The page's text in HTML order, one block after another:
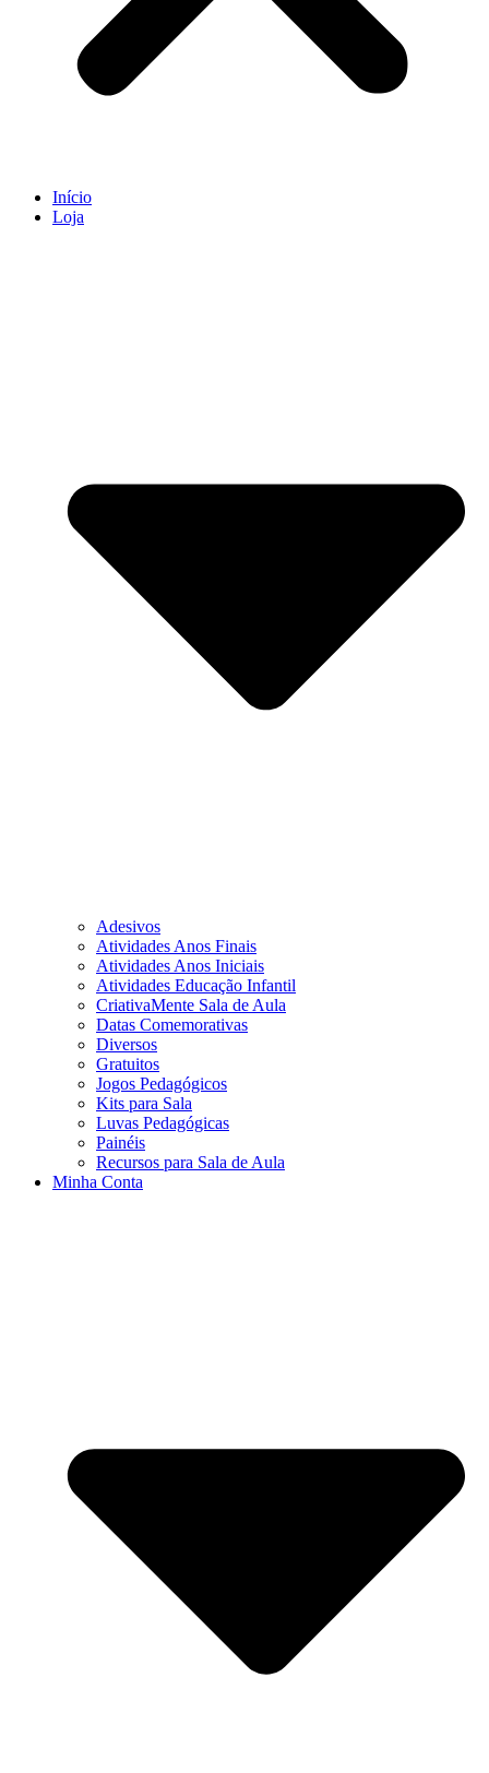
Início
Loja
Adesivos
Atividades Anos Finais
Atividades Anos Iniciais
Atividades Educação Infantil
CriativaMente Sala de Aula
Datas Comemorativas
Diversos
Gratuitos
Jogos Pedagógicos
Kits para Sala
Luvas Pedagógicas
Painéis
Recursos para Sala de Aula
Minha Conta